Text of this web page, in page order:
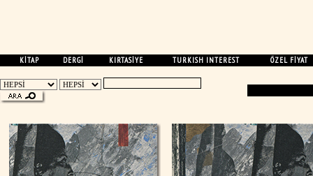
KİTAP DERGİ KIRTASİYE TURKISH INTEREST ÖZEL FİYAT